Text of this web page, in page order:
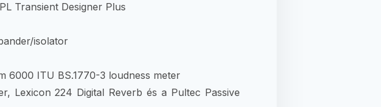
Transient Designer Plus
isolator
6000 ITU BS.1770-3 loudness meter
Lexicon 224 Digital Reverb és a Pultec Passive